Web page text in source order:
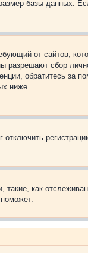
базы данных.
от сайтов,
разрешают сбор
обратитесь за
ниже.
как